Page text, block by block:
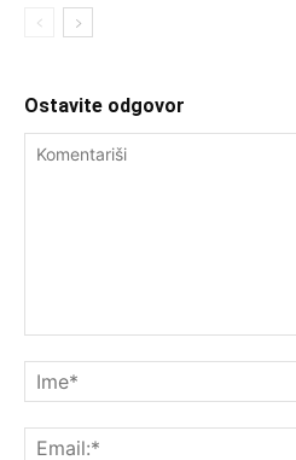
Ostavite odgovor